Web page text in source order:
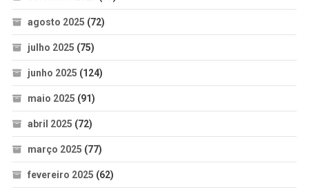
agosto 2025 (72)
julho 2025 (75)
junho 2025 (124)
maio 2025 (91)
abril 2025 (72)
março 2025 (77)
fevereiro 2025 (62)